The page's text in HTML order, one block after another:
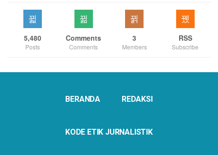
5,480
Posts
Comments
Comments
3
Members
RSS
Subscribe
BERANDA REDAKSI
KODE ETIK JURNALISTIK